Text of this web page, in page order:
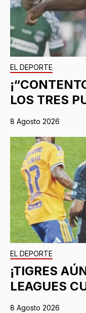
EL DEPORTE
LOS TRES
8 Agosto 2026
EL DEPORTE
¡TIGRES
LEAGUES
8 Agosto 2026